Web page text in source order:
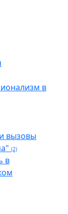
в
вызовы
(2)
в